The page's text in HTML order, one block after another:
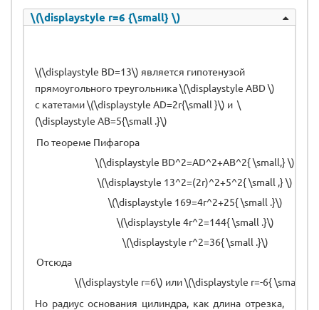
\(\displaystyle r=6 {\small} \)
\(\displaystyle BD=13\) является гипотенузой
прямоугольного треугольника \(\displaystyle ABD \)
с катетами \(\displaystyle AD=2r{\small }\) и \
(\displaystyle AB=5{\small .}\)
По теореме Пифагора
\(\displaystyle BD^2=AD^2+AB^2{ \small,} \)
\(\displaystyle 13^2=(2r)^2+5^2{ \small ,} \)
\(\displaystyle 169=4r^2+25{ \small .}\)
\(\displaystyle 4r^2=144{ \small .}\)
\(\displaystyle r^2=36{ \small .}\)
Отсюда
\(\displaystyle r=6\) или \(\displaystyle r=-6{ \small .}\)
Но радиус основания цилиндра, как длина отрезка,